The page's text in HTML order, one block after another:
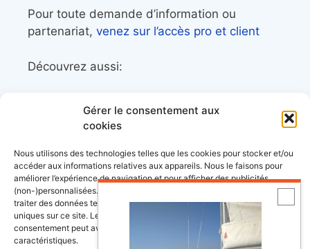
Gérer le consentement aux
cookies
Nous utilisons des technologies telles que les cookies pour stocker et/ou
accéder aux informations relatives aux appareils. Nous le faisons pour
améliorer l’expérience de navigation et pour afficher des publicités
(non-)personnalisées. Consentir à ces technologies nous autorisera à
traiter des données telles que le comportement de navigation ou les ID
uniques sur ce site. Le fait de ne pas consentir ou de retirer son
consentement peut avoir un effet négatif sur certaines fonctonnalités et
caractéristiques.
Pour toute demande d’information ou
partenariat, venez sur l’accès pro et client
Découvrez aussi:
librairie maritime
le trek et le raid nautique
BoatingAds, le site d’annonces bateaux
européen